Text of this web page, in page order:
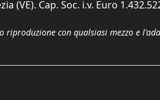
Cap. Soc. i.v. Euro
con qualsiasi mezzo e